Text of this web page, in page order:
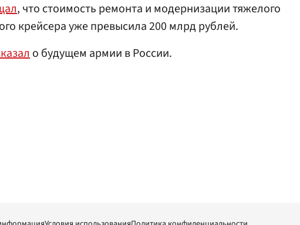
, что стоимость ремонта и модернизации тяжелого
крейсера уже превысила 200 млрд рублей.
о будущем армии в России.